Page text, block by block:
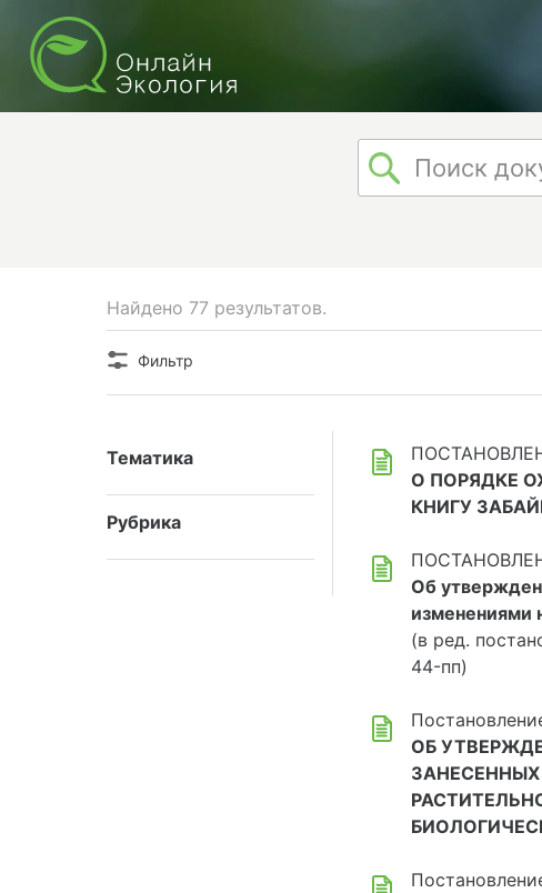
Найдено 77 результатов.
Фильтр
Тематика
Рубрика
О ПОРЯДКЕ
КНИГУ
Об
изменениями
(в ред.
44-пп)
ОБ